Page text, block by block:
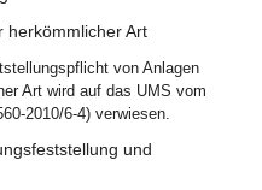
herkömmlicher Art
von Anlagen
Art wird auf das UMS vom
2010/6-4) verwiesen.
und